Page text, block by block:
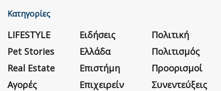
Κατηγορίες
LIFESTYLE
Pet Stories
Real Estate
Αγορές
Ειδήσεις
Ελλάδα
Επιστήμη
Επιχειρείν
Πολιτική
Πολιτισμός
Προορισμοί
Συνεντεύξεις